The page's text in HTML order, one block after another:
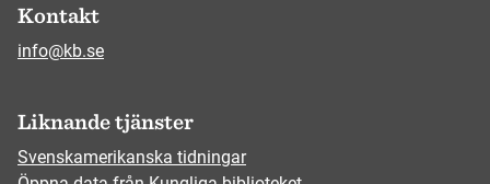
Kontakt
info@kb.se
Liknande tjänster
Svenskamerikanska tidningar